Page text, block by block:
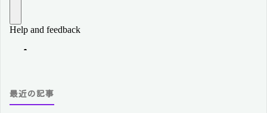
最近の記事